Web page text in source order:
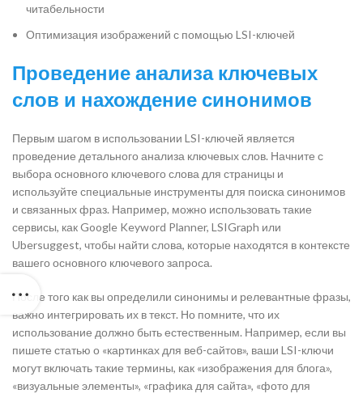
читабельности
Оптимизация изображений с помощью LSI-ключей
Проведение анализа ключевых
слов и нахождение синонимов
Первым шагом в использовании LSI-ключей является
проведение детального анализа ключевых слов. Начните с
выбора основного ключевого слова для страницы и
используйте специальные инструменты для поиска синонимов
и связанных фраз. Например, можно использовать такие
сервисы, как Google Keyword Planner, LSIGraph или
Ubersuggest, чтобы найти слова, которые находятся в контексте
вашего основного ключевого запроса.
После того как вы определили синонимы и релевантные фразы,
важно интегрировать их в текст. Но помните, что их
использование должно быть естественным. Например, если вы
пишете статью о «картинках для веб-сайтов», ваши LSI-ключи
могут включать такие термины, как «изображения для блога»,
«визуальные элементы», «графика для сайта», «фото для